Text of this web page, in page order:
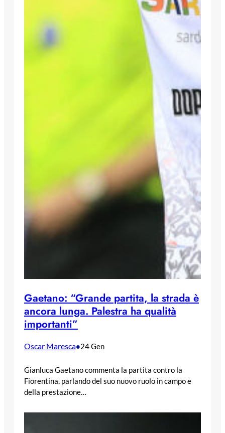
Gaetano: “Grande partita, la strada è
ancora lunga. Palestra ha qualità
importanti”
Oscar Maresca•24 Gen
Gianluca Gaetano commenta la partita contro la
Fiorentina, parlando del suo nuovo ruolo in campo e
della prestazione…